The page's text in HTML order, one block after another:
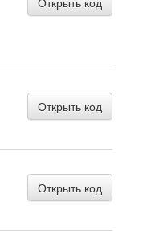
Открыть код
Открыть код